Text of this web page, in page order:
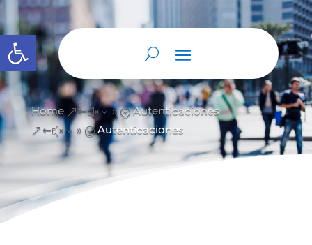
Abrir barra de herramientas
Home &#x39; Autenticaciones
&#x39; Autenticaciones